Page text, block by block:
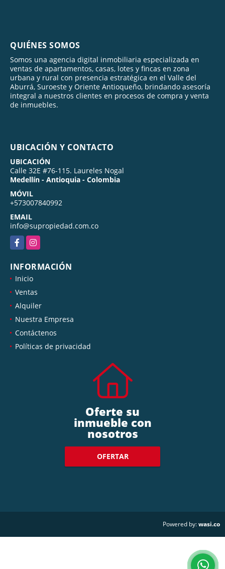
QUIÉNES SOMOS
Somos una agencia digital inmobiliaria especializada en
ventas de apartamentos, casas, lotes y fincas en zona
urbana y rural con presencia estratégica en el Valle del
Aburrá, Suroeste y Oriente Antioqueño, brindando asesoría
integral a nuestros clientes en procesos de compra y venta
de inmuebles.
UBICACIÓN Y CONTACTO
UBICACIÓN
Calle 32E #76-115. Laureles Nogal
Medellín - Antioquia - Colombia
MÓVIL
+573007840992
EMAIL
info@supropiedad.com.co
FacebookInstagram
INFORMACIÓN
Inicio
Ventas
Alquiler
Nuestra Empresa
Contáctenos
Políticas de privacidad
Oferte su
inmueble con
nosotros
OFERTAR
Powered by:wasi.co